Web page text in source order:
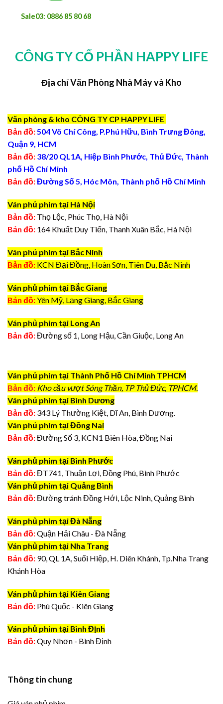
Sale03: 0886 85 80 68
CÔNG TY CỔ PHẦN HAPPY LIFE
Địa chỉ Văn Phòng Nhà Máy và Kho
Văn phòng & kho CÔNG TY CP HAPPY LIFE
Bản đồ:504 Võ Chí Công, P.Phú Hữu, Bình Trưng Đông,
Quận 9, HCM
Bản đồ: 38/20 QL1A, Hiệp Bình Phước, Thủ Đức, Thành
phố Hồ Chí Minh
Bản đồ:Đường Số 5, Hóc Môn, Thành phố Hồ Chí Minh
Ván phủ phim tại Hà Nội
Bản đồ: Thọ Lộc, Phúc Thọ, Hà Nội
Bản đồ: 164 Khuất Duy Tiến, Thanh Xuân Bắc, Hà Nội
Ván phủ phim tại Bắc Ninh
Bản đồ: KCN Đại Đồng, Hoàn Sơn, Tiên Du, Bắc Ninh
Ván phủ phim tại Bắc Giang
Bản đồ:Yên Mỹ, Lạng Giang, Bắc Giang
Ván phủ phim tại Long An
Bản đồ:Đường số 1, Long Hậu, Cần Giuộc, Long An
Ván phủ phim tại Thành Phố Hồ Chí Minh TPHCM
Bản đồ: Kho cầu vượt Sóng Thần, TP Thủ Đức, TPHCM.
Ván phủ phim tại Bình Dương
Bản đồ: 343 Lý Thường Kiệt, Dĩ An, Bình Dương.
Ván phủ phim tại Đồng Nai
Bản đồ:Đường Số 3, KCN1 Biên Hòa, Đồng Nai
Ván phủ phim tại Bình Phước
Bản đồ:ĐT741, Thuận Lợi, Đồng Phú, Bình Phước
Ván phủ phim tại Quảng Bình
Bản đồ:Đường tránh Đồng Hới, Lộc Ninh, Quảng Bình
Ván phủ phim tại Đà Nẵng
Bản đồ:Quận Hải Châu - Đà Nẵng
Ván phủ phim tại Nha Trang
Bản đồ: 90, QL 1A, Suối Hiệp, H. Diên Khánh, Tp.Nha Trang
Khánh Hòa
Ván phủ phim tại Kiên Giang
Bản đồ: Phú Quốc - Kiên Giang
Ván phủ phim tại Bình Định
Bản đồ:Quy Nhơn - Bình Định
Thông tin chung